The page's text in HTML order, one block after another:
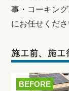
事・コーキン
にお任せくださ
施工前、施工
BEFORE